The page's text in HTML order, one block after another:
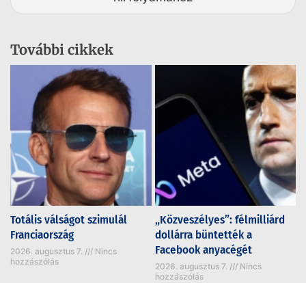
További cikkek
Totális válságot szimulál
Franciaország
2026. augusztus 7.
Nincs
hozzászólás
„Közveszélyes”: félmilliárd
dollárra büntették a
Facebook anyacégét
2026. augusztus 7.
Nincs
hozzászólás